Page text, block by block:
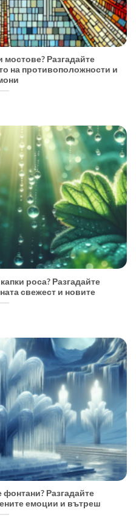
Разгадайте
на противоположности и
роса? Разгадайте
свежест и новите
Разгадайте
емоции и вътреш